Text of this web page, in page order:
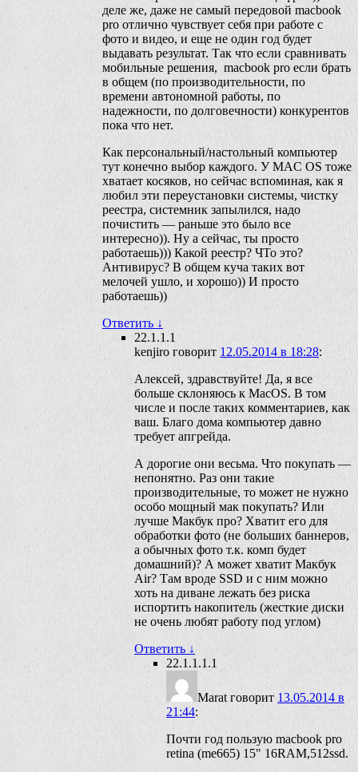
деле же, даже не самый передовой macbook
pro отлично чувствует себя при работе с
фото и видео, и еще не один год будет
выдавать результат. Так что если сравнивать
мобильные решения, macbook pro если брать
в общем (по производительности, по
времени автономной работы, по
надежности, по долговечности) конкурентов
пока что нет.
Как персональный/настольный компьютер
тут конечно выбор каждого. У MAC OS тоже
хватает косяков, но сейчас вспоминая, как я
любил эти переустановки системы, чистку
реестра, системник запылился, надо
почистить — раньше это было все
интересно)). Ну а сейчас, ты просто
работаешь))) Какой реестр? ЧТо это?
Антивирус? В общем куча таких вот
мелочей ушло, и хорошо)) И просто
работаешь))
Ответить ↓
22.1.1.1
kenjiro говорит 12.05.2014 в 18:28:
Алексей, здравствуйте! Да, я все
больше склоняюсь к MacOS. В том
числе и после таких комментариев, как
ваш. Благо дома компьютер давно
требует апгрейда.
А дорогие они весьма. Что покупать —
непонятно. Раз они такие
производительные, то может не нужно
особо мощный мак покупать? Или
лучше Макбук про? Хватит его для
обработки фото (не больших баннеров,
а обычных фото т.к. комп будет
домашний)? А может хватит Макбук
Air? Там вроде SSD и с ним можно
хоть на диване лежать без риска
испортить накопитель (жесткие диски
не очень любят работу под углом)
Ответить ↓
22.1.1.1.1
Marat говорит 13.05.2014 в
21:44:
Почти год пользую macbook pro
retina (me665) 15" 16RAM,512ssd.